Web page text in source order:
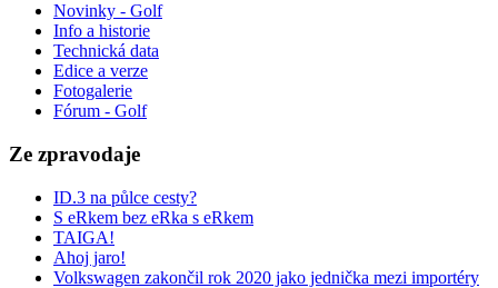
Novinky - Golf
Info a historie
Technická data
Edice a verze
Fotogalerie
Fórum - Golf
Ze zpravodaje
ID.3 na půlce cesty?
S eRkem bez eRka s eRkem
TAIGA!
Ahoj jaro!
Volkswagen zakončil rok 2020 jako jednička mezi importéry